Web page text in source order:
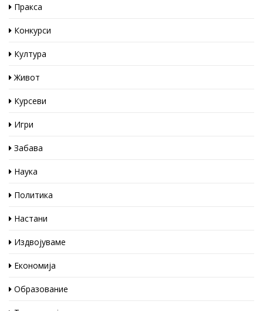
Пракса
Конкурси
Култура
Живот
Курсеви
Игри
Забава
Наука
Политика
Настани
Издвојуваме
Економија
Образование